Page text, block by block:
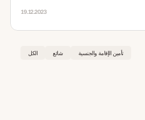
19.12.2023
الكل شائع تأمين الإقامة والجنسية